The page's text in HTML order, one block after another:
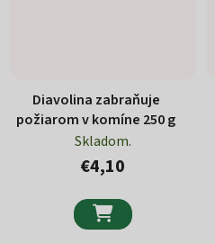
Diavolina zabraňuje
požiarom v komíne 250 g
Skladom.
€4,10
